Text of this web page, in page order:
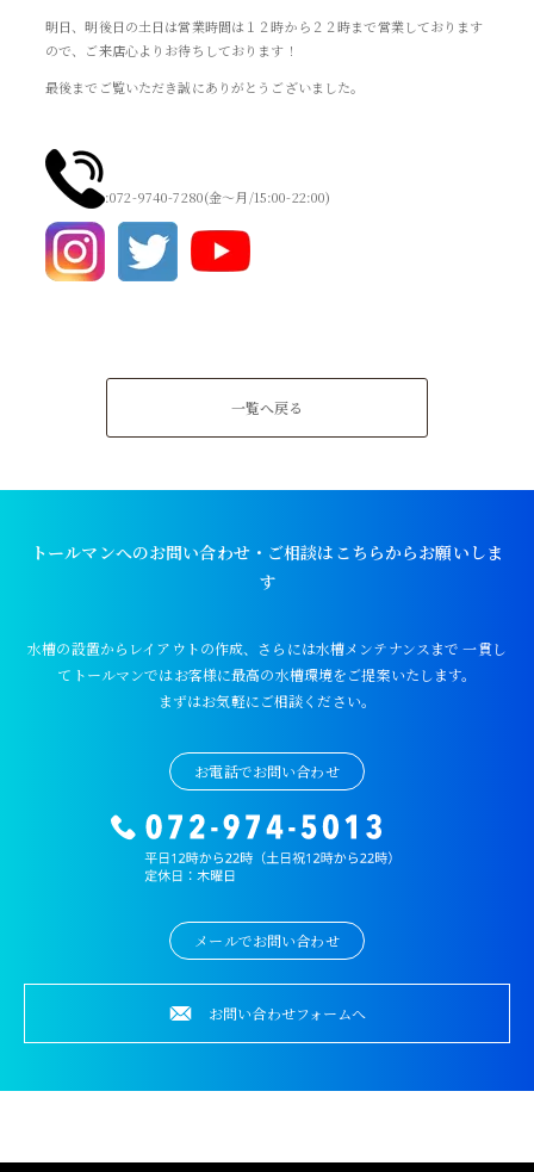
明日、明後日の土日は営業時間は１２時から２２時まで営業しております
ので、ご来店心よりお待ちしております！
最後までご覧いただき誠にありがとうございました。
:072-9740-7280(金～月/15:00-22:00)
一覧へ戻る
トールマンへのお問い合わせ・ご相談はこちらからお願いしま
す
水槽の設置からレイアウトの作成、さらには水槽メンテナンスまで 一貫し
てトールマンではお客様に最高の水槽環境をご提案いたします。
まずはお気軽にご相談ください。
お電話でお問い合わせ
メールでお問い合わせ
お問い合わせフォームへ